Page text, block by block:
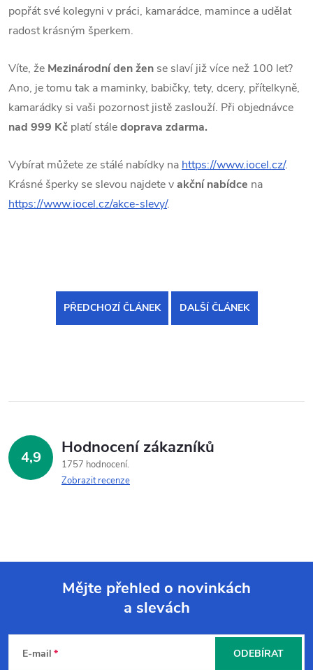
popřát své kolegyni v práci, kamarádce, mamince a udělat
radost krásným šperkem.
Víte, že Mezinárodní den žen se slaví již více než 100 let?
Ano, je tomu tak a maminky, babičky, tety, dcery, přítelkyně,
kamarádky si vaši pozornost jistě zaslouží. Při objednávce
nad 999 Kč platí stáledoprava zdarma.
Vybírat můžete ze stálé nabídky na https://www.iocel.cz/.
Krásné šperky se slevou najdete vakční nabídce na
https://www.iocel.cz/akce-slevy/.
PŘEDCHOZÍ ČLÁNEK DALŠÍ ČLÁNEK
4,9 Hodnocení zákazníků
1757 hodnocení
Zobrazit recenze
Mějte přehled o novinkách
a slevách
E-mail ODEBÍRAT